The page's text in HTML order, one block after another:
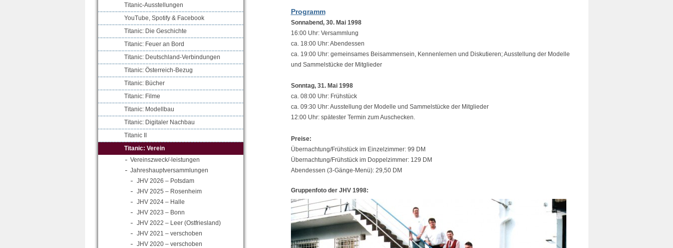
Titanic-Ausstellungen
YouTube, Spotify & Facebook
Titanic: Die Geschichte
Titanic: Feuer an Bord
Titanic: Deutschland-Verbindungen
Titanic: Österreich-Bezug
Titanic: Bücher
Titanic: Filme
Titanic: Modellbau
Titanic: Digitaler Nachbau
Titanic II
Titanic: Verein
Vereinszweck/-leistungen
Jahreshauptversammlungen
JHV 2026 – Potsdam
JHV 2025 – Rosenheim
JHV 2024 – Halle
JHV 2023 – Bonn
JHV 2022 – Leer (Ostfriesland)
JHV 2021 – verschoben
JHV 2020 – verschoben
Programm
Sonnabend, 30. Mai 1998
16:00 Uhr: Versammlung
ca. 18:00 Uhr: Abendessen
ca. 19:00 Uhr: gemeinsames Beisammensein, Kennenlernen und Diskutieren; Ausstellung der Modelle
und Sammelstücke der Mitglieder
Sonntag, 31. Mai 1998
ca. 08:00 Uhr: Frühstück
ca. 09:30 Uhr: Ausstellung der Modelle und Sammelstücke der Mitglieder
12:00 Uhr: spätester Termin zum Auschecken.
Preise:
Übernachtung/Frühstück im Einzelzimmer: 99 DM
Übernachtung/Frühstück im Doppelzimmer: 129 DM
Abendessen (3-Gänge-Menü): 29,50 DM
Gruppenfoto der JHV 1998: